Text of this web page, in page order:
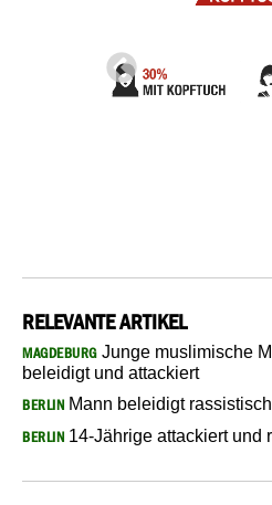
RELEVANTE ARTIKEL
MAGDEBURGJunge muslimische
beleidigt und attackiert
BERLIN Mann beleidigt
BERLIN 14-Jährige attackiert und